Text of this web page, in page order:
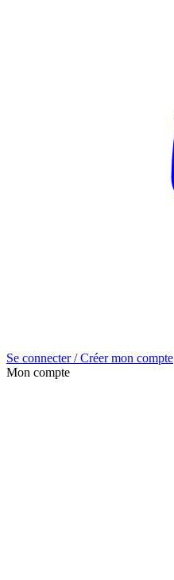
Se connecter / Créer mon compte
Mon compte